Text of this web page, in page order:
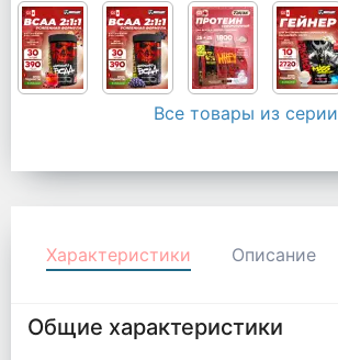
Все товары из серии
Характеристики Описание
Общие характеристики